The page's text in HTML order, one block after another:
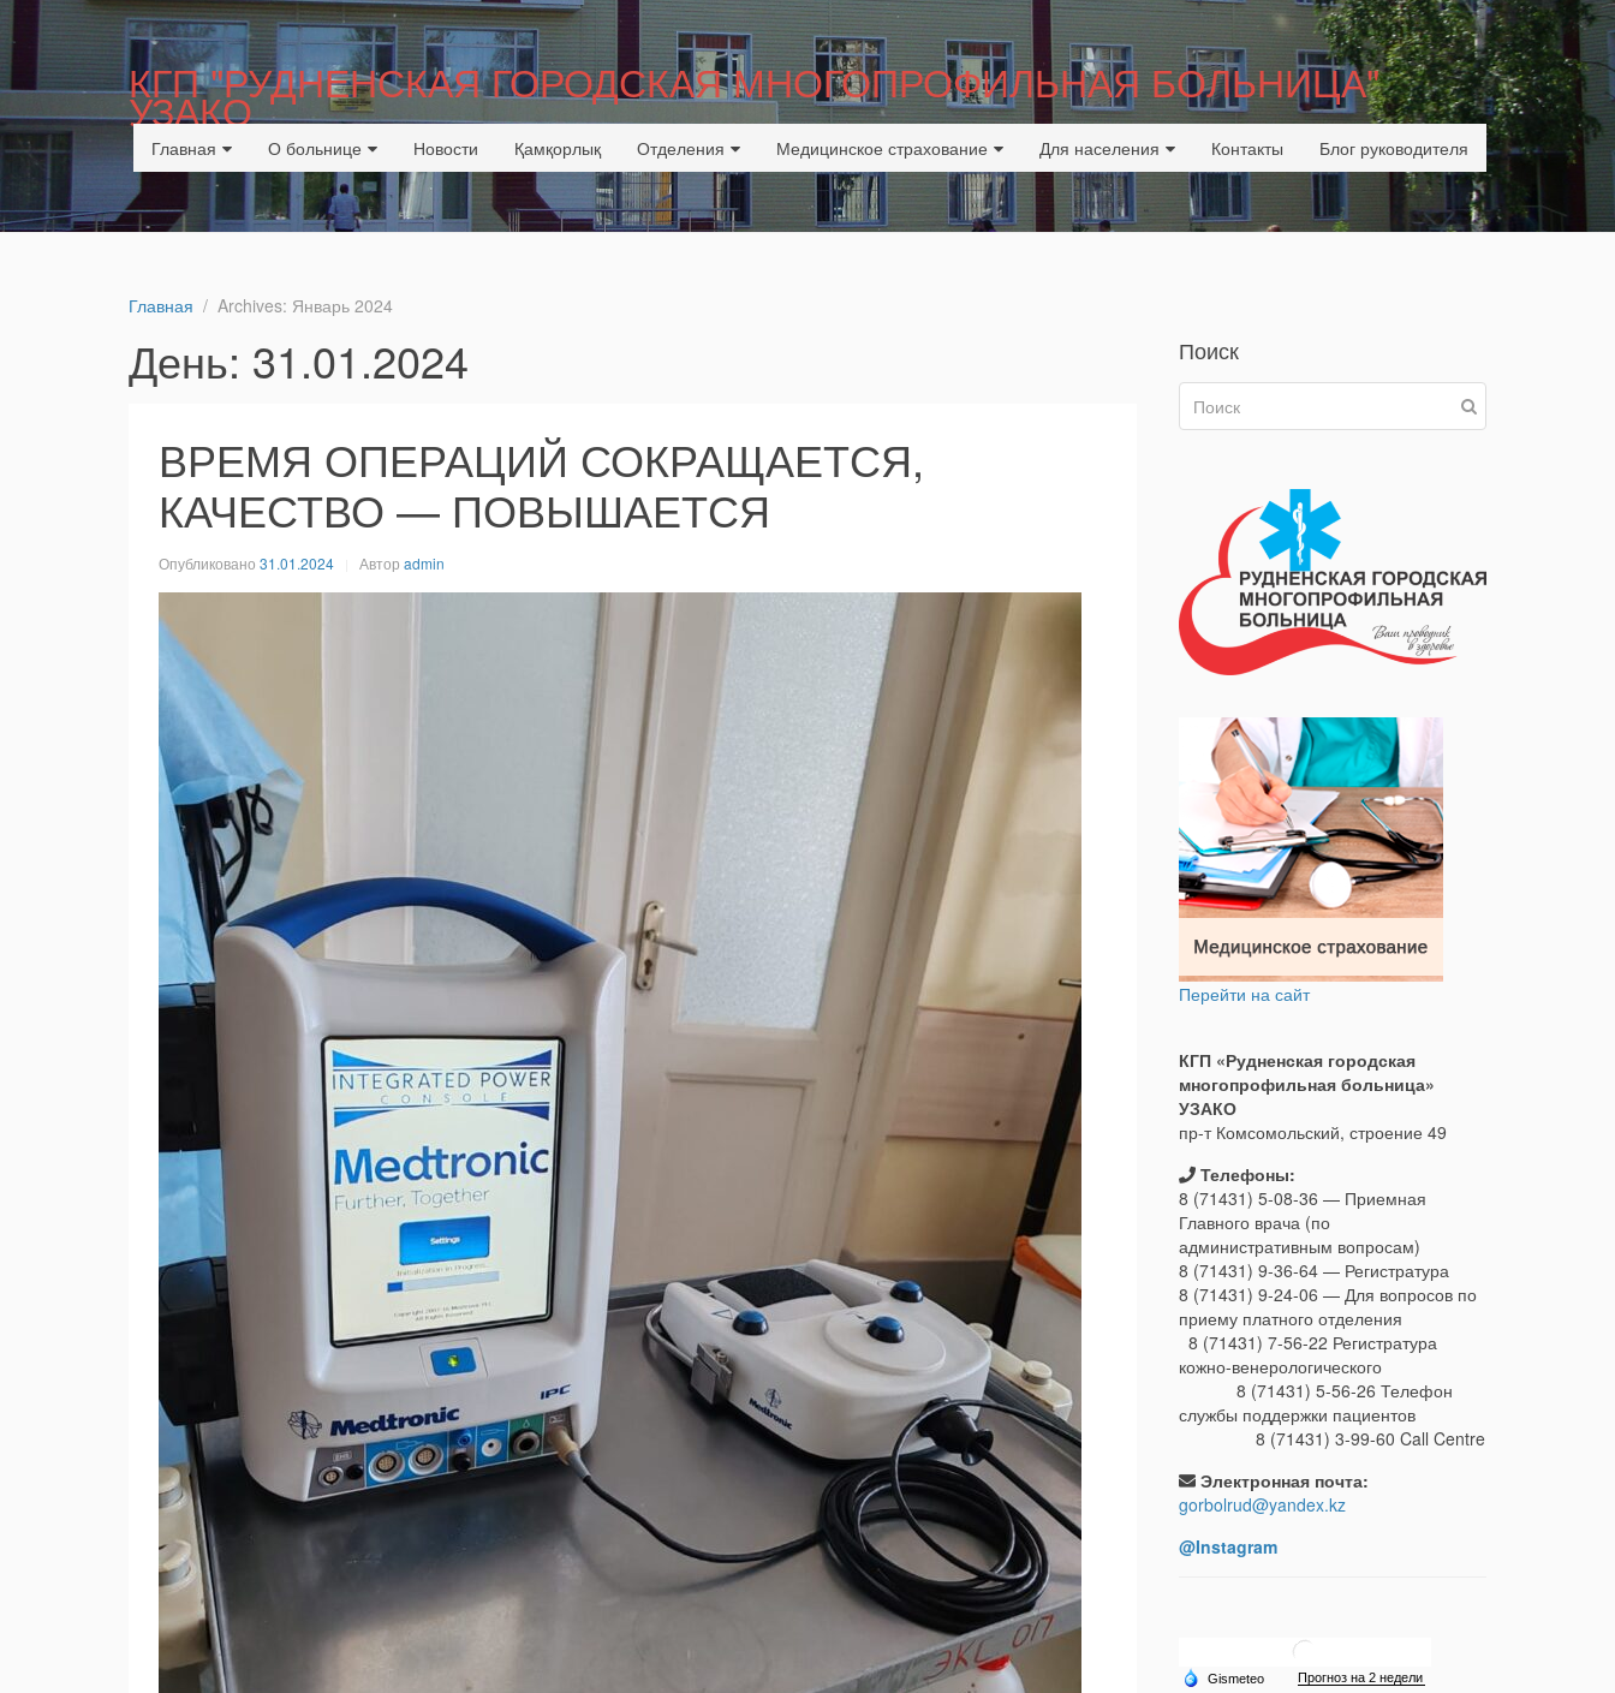
КГП "РУДНЕНСКАЯ ГОРОДСКАЯ МНОГОПРОФИЛЬНАЯ БОЛЬНИЦА"
УЗАКО
Главная О больнице Новости Қамқорлық Отделения Медицинское страхование Для населения Контакты Блог руководителя
Главная Archives: Январь 2024
День: 31.01.2024
ВРЕМЯ ОПЕРАЦИЙ СОКРАЩАЕТСЯ,
КАЧЕСТВО — ПОВЫШАЕТСЯ
Опубликовано 31.01.2024 Автор admin
Поиск
Перейти на сайт
КГП «Рудненская городская
многопрофильная больница»
УЗАКО
пр-т Комсомольский, строение 49
Телефоны:
8 (71431) 5-08-36 — Приемная
Главного врача (по
административным вопросам)
8 (71431) 9-36-64 — Регистратура
8 (71431) 9-24-06 — Для вопросов по
приему платного отделения
8 (71431) 7-56-22 Регистратура
кожно-венерологического
8 (71431) 5-56-26 Телефон
службы поддержки пациентов
8 (71431) 3-99-60 Call Centre
Электронная почта:
gorbolrud@yandex.kz
@Instagram